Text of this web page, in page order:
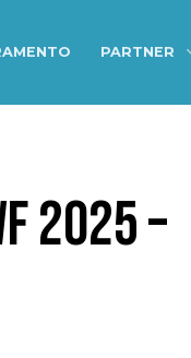
PARTNER
2025 –